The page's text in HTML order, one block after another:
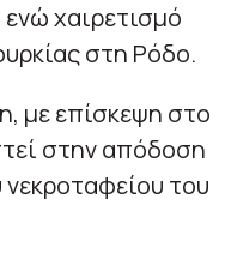
χαιρετισμό
στη Ρόδο.
με επίσκεψη στο
στην απόδοση
του